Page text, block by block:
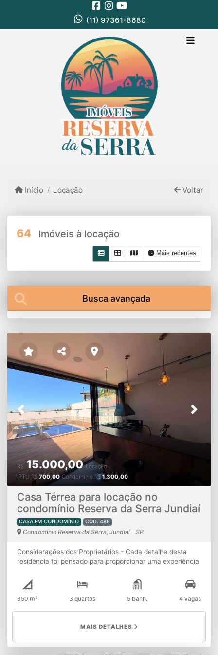
(11) 97361-8680
Início Locação Voltar
64 Imóveis à locação
Mais recentes
Busca avançada
Casa Térrea para locação no
condomínio Reserva da Serra Jundiaí
CASA EM CONDOMÍNIO CÓD. 486
Condomínio Reserva da Serra, Jundiaí - SP
Previous Next
R$15.000,00Locação
IPTU R$ 700,00 Condomínio R$1.300,00
Considerações dos Proprietários - Cada detalhe desta
residência foi pensado para proporcionar uma experiência
ambientes espaçosos, excelente distribuição e
acabamentos de alto padrão, oferecendo conforto e
praticidade desde o primeiro dia. - A área de convivência
é o grande destaque da casa, com salas integradas à
churrasqueira, criando um ambiente amplo, iluminado e
piscina, o quintal e o banheiro de apoio tornam os
350 m² 3 quartos 5 banh. 4 vagas
MAIS DETALHES